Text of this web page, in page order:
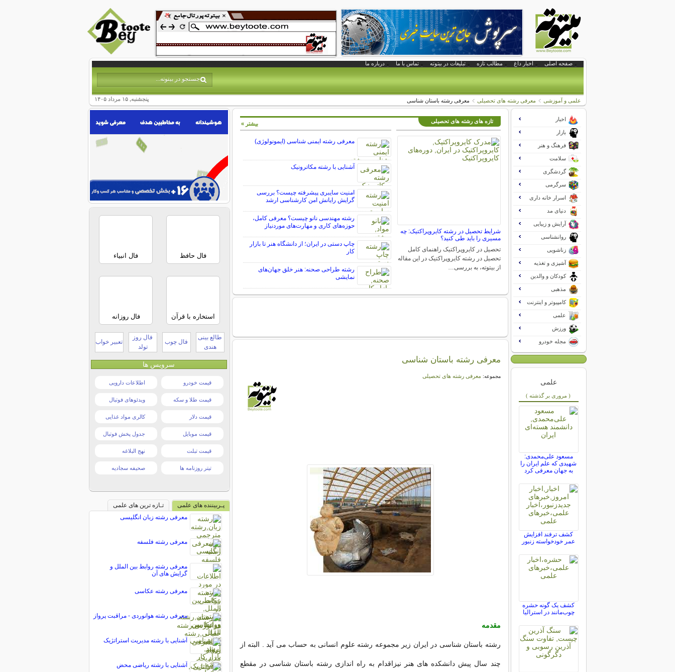
صفحه اصلی اخبار داغ مطالب تازه تبلیغات در بیتوته تماس با ما درباره ما
پنجشنبه, ۱۵ مرداد ۱۴۰۵ علمی و آموزشی معرفی رشته های تحصیلی معرفی رشته باستان شناسی
تازه های رشته های تحصیلی
شرایط تحصیل در رشته کایروپراکتیک: چه
مسیری را باید طی کنید؟
تحصیل در کایروپراکتیک راهنمای کامل
تحصیل در رشته کایروپراکتیک در این مقاله
از بیتوته، به بررسی…
معرفی رشته ایمنی شناسی (ایمونولوژی)
آشنایی با رشته مکاترونیک
امنیت سایبری پیشرفته چیست؟ بررسی
گرایش رایانش امن کارشناسی ارشد
رشته مهندسی نانو چیست؟ معرفی کامل،
حوزه‌های کاری و مهارت‌های موردنیاز
چاپ دستی در ایران؛ از دانشگاه هنر تا بازار
کار
رشته طراحی صحنه: هنر خلق جهان‌های
نمایشی
بیشتر »
معرفی رشته باستان شناسی
مجموعه: معرفی رشته های تحصیلی
مقدمه
رشته باستان شناسی در ایران زیر مجموعه رشته علوم انسانی به حساب می آید . البته از
چند سال پیش دانشکده های هنر نیزاقدام به راه اندازی رشته باستان شناسی در مقطع
اخبار
بازار
فرهنگ و هنر
سلامت
گردشگری
سرگرمی
اسرار خانه داری
دنیای مد
آرایش و زیبایی
روانشناسی
زناشویی
آشپزی و تغذیه
کودکان و والدین
مذهبی
کامپیوتر و اینترنت
علمی
ورزش
مجله خودرو
علمی
( مروری بر گذشته )
مسعود علی‌محمدی:
شهیدی که علم ایران را
به جهان معرفی کرد
کشف ترفند افزایش
عمر خودخواسته زنبور
کشف یک گونه حشره
چوب‌مانند در استرالیا
فال حافظ فال انبیاء
استخاره با قرآن فال روزانه
طالع بینی
هندی
فال چوب
فال روز
تولد
تعبیر خواب
سرویس ها
قیمت خودرو اطلاعات دارویی
قیمت طلا و سکه ویدئوهای فوتبال
قیمت دلار کالری مواد غذایی
قیمت موبایل جدول پخش فوتبال
قیمت تبلت نهج البلاغه
تیتر روزنامه ها صحیفه سجادیه
پـربیننده های علمی
تـازه ترین های علمی
معرفی رشته زبان انگلیسی
معرفی رشته فلسفه
معرفی رشته روابط بین الملل و
گرایش های آن
معرفی رشته عكاسی
معرفی رشته هوانوردی - مراقبت پرواز
آشنایی با رشته مدیریت استراتژیک
آشنایی با رشته ریاضی محض